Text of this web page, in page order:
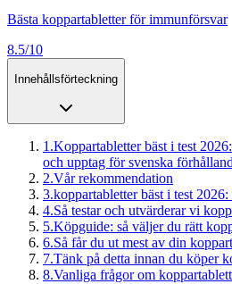
Bästa koppartabletter för immunförsvar
8.5/10
Innehållsförteckning
1 .Koppartabletter bäst i test
och upptag för svenska
2.Vår rekommendation
3.koppartabletter bäst i test
4.Så testar och utvärderar vi
5.Köpguide: så väljer du rätt
6.Så får du ut mest av din
7.Tänk på detta innan du köper
8.Vanliga frågor om